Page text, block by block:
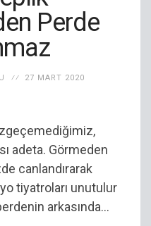
Perde
27 MART 2020
adeta. Görmeden
canlandırarak
tiyatroları unutulur
arkasında...